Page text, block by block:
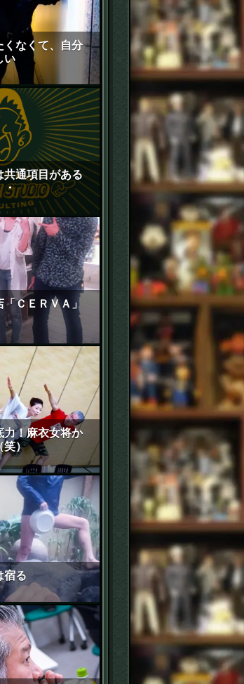
くなくて、自分
い
共通項目がある
・
ＣＥＲＶＡ」
力！麻衣女将か
笑）
宿る